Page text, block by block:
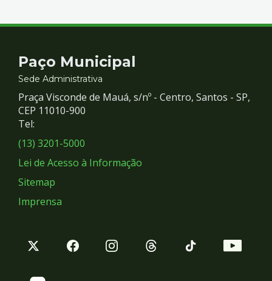
Contato
e
Redes
Sociais
Paço Municipal
Sede Administrativa
Praça Visconde de Mauá, s/nº - Centro, Santos - SP,
CEP 11010-900
Tel:
(13) 3201-5000
Lei de Acesso à Informação
Sitemap
Imprensa